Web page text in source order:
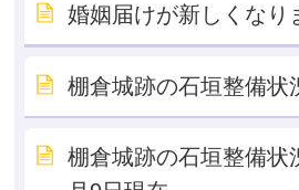
婚姻届けが新しくなり
棚倉城跡の石垣整備状
棚倉城跡の石垣整備